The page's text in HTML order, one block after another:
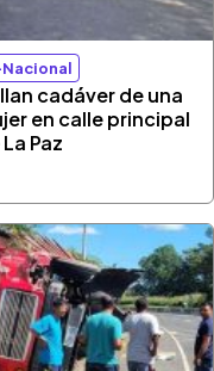
cadáver de una
en calle principal
Paz